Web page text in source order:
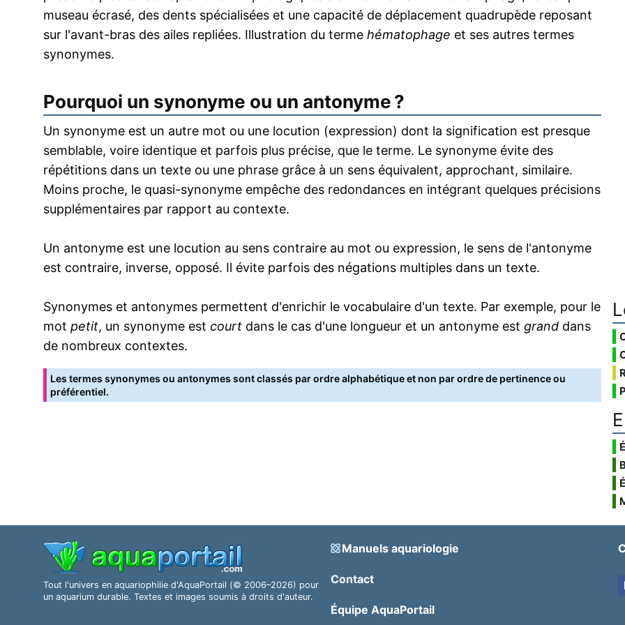
museau écrasé, des dents spécialisées et une capacité de déplacement quadrupède reposant
sur l'avant-bras des ailes repliées. Illustration du terme hématophage et ses autres termes
synonymes.
Pourquoi un synonyme ou un antonyme ?
Un synonyme est un autre mot ou une locution (expression) dont la signification est presque
semblable, voire identique et parfois plus précise, que le terme. Le synonyme évite des
répétitions dans un texte ou une phrase grâce à un sens équivalent, approchant, similaire.
Moins proche, le quasi-synonyme empêche des redondances en intégrant quelques précisions
supplémentaires par rapport au contexte.
Un antonyme est une locution au sens contraire au mot ou expression, le sens de l'antonyme
est contraire, inverse, opposé. Il évite parfois des négations multiples dans un texte.
Synonymes et antonymes permettent d'enrichir le vocabulaire d'un texte. Par exemple, pour le
mot petit, un synonyme est court dans le cas d'une longueur et un antonyme est grand dans
de nombreux contextes.
Les termes synonymes ou antonymes sont classés par ordre alphabétique et non par ordre de pertinence ou
préférentiel.
Tout l'univers en aquariophilie d'AquaPortail (© 2006–2026) pour
un aquarium durable. Textes et images soumis à droits d'auteur.
Manuels aquariologie
Contact
Équipe AquaPortail